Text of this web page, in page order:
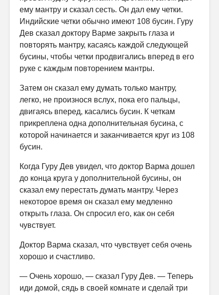
ему мантру и сказал сесть. Он дал ему четки.
Индийские четки обычно имеют 108 бусин. Гуру
Дев сказал доктору Варме закрыть глаза и
повторять мантру, касаясь каждой следующей
бусины, чтобы четки продвигались вперед в его
руке с каждым повторением мантры.
Затем он сказал ему думать только мантру,
легко, не произнося вслух, пока его пальцы,
двигаясь вперед, касались бусин. К четкам
прикреплена одна дополнительная бусина, с
которой начинается и заканчивается круг из 108
бусин.
Когда Гуру Дев увидел, что доктор Варма дошел
до конца круга у дополнительной бусины, он
сказал ему перестать думать мантру. Через
некоторое время он сказал ему медленно
открыть глаза. Он спросил его, как он себя
чувствует.
Доктор Варма сказал, что чувствует себя очень
хорошо и счастливо.
— Очень хорошо, — сказал Гуру Дев. — Теперь
иди домой, сядь в своей комнате и сделай три